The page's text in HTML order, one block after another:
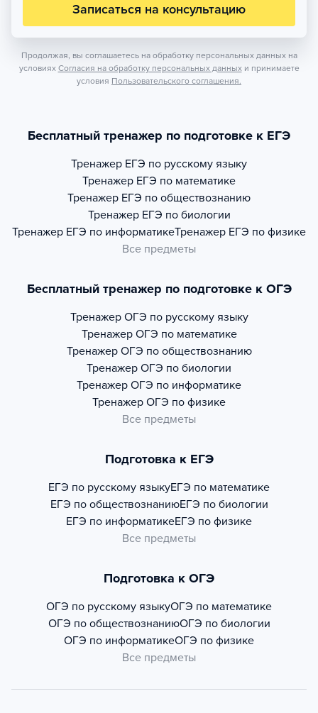
Записаться на консультацию
Продолжая, вы соглашаетесь на обработку персональных данных на
условиях Согласия на обработку персональных данных и принимаете
условия Пользовательского соглашения.
Бесплатный тренажер по подготовке к ЕГЭ
Тренажер ЕГЭ по русскому языку
Тренажер ЕГЭ по математике
Тренажер ЕГЭ по обществознанию
Тренажер ЕГЭ по биологии
Тренажер ЕГЭ по информатикеТренажер ЕГЭ по физике
Все предметы
Бесплатный тренажер по подготовке к ОГЭ
Тренажер ОГЭ по русскому языку
Тренажер ОГЭ по математике
Тренажер ОГЭ по обществознанию
Тренажер ОГЭ по биологии
Тренажер ОГЭ по информатике
Тренажер ОГЭ по физике
Все предметы
Подготовка к ЕГЭ
ЕГЭ по русскому языкуЕГЭ по математике
ЕГЭ по обществознаниюЕГЭ по биологии
ЕГЭ по информатикеЕГЭ по физике
Все предметы
Подготовка к ОГЭ
ОГЭ по русскому языкуОГЭ по математике
ОГЭ по обществознаниюОГЭ по биологии
ОГЭ по информатикеОГЭ по физике
Все предметы